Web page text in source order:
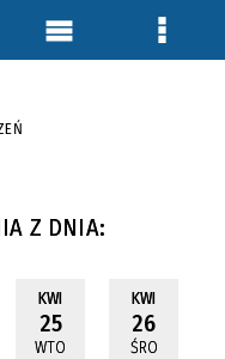
Z DNIA:
KWI
25
WTO
KWI
26
ŚRO
Menu
Menu